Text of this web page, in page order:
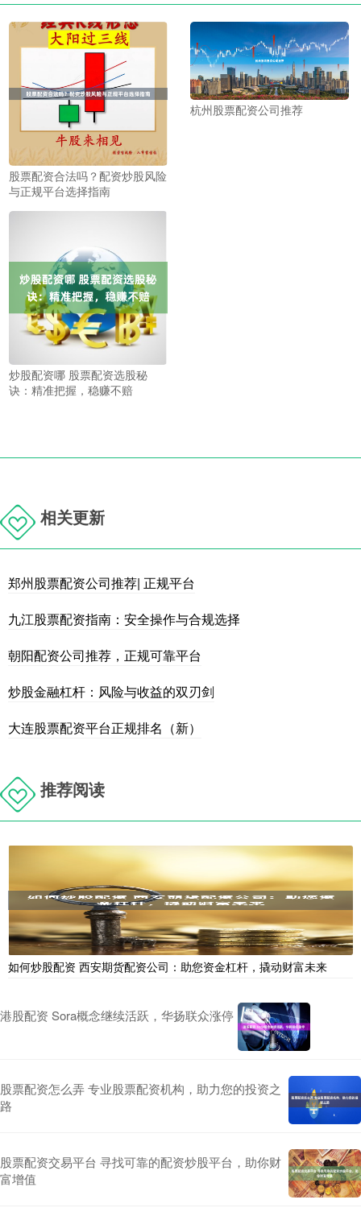
股票配资合法吗？配资炒股风险
与正规平台选择指南
杭州股票配资公司推荐
炒股配资哪 股票配资选股秘
诀：精准把握，稳赚不赔
相关更新
郑州股票配资公司推荐| 正规平台
九江股票配资指南：安全操作与合规选择
朝阳配资公司推荐，正规可靠平台
炒股金融杠杆：风险与收益的双刃剑
大连股票配资平台正规排名（新）
推荐阅读
如何炒股配资 西安期货配资公司：助您资金杠杆，撬动财富未来
港股配资 Sora概念继续活跃，华扬联众涨停
股票配资怎么弄 专业股票配资机构，助力您的投资之
路
股票配资交易平台 寻找可靠的配资炒股平台，助你财
富增值